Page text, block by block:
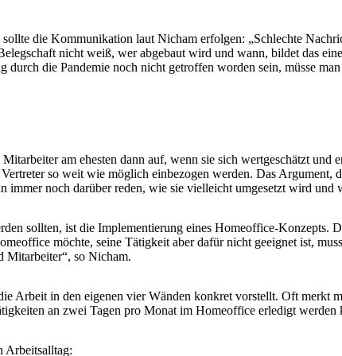
die Kommunikation laut Nicham erfolgen: „Schlechte
nicht weiß, wer abgebaut wird und wann, bildet das
die Pandemie noch nicht getroffen worden sein, müsse
am ehesten dann auf, wenn sie sich wertgeschätzt
so weit wie möglich einbezogen werden. Das Argument,
noch darüber reden, wie sie vielleicht umgesetzt wird und
sollten, ist die Implementierung eines Homeoffice-
möchte, seine Tätigkeit aber dafür nicht geeignet ist,
Mitarbeiter“, so Nicham.
Arbeit in den eigenen vier Wänden konkret vorstellt. Oft merkt
an zwei Tagen pro Monat im Homeoffice erledigt werden
Arbeitsalltag: